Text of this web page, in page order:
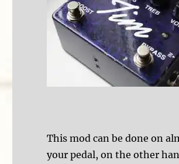
This mod can be done on
your pedal, on the other